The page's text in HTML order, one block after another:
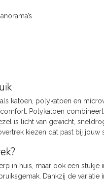
katoen, polykatoen en
Polykatoen
is licht van gewicht,
kiezen dat past bij jouw
in huis, maar ook een stukje
Dankzij de variatie